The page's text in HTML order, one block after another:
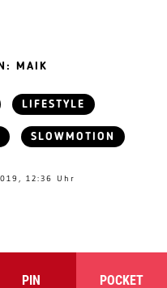
MAIK
LIFESTYLE
SLOWMOTION
12:36 Uhr
PIN POCKET